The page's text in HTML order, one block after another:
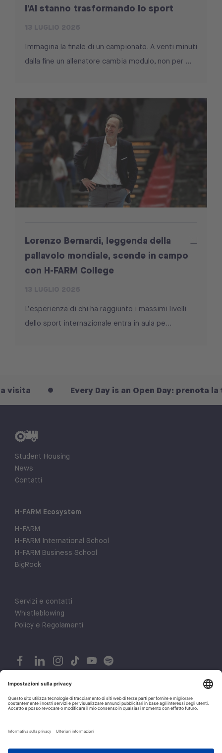
l’AI stanno trasformando lo sport
Immagina la finale di un campionato. A venti minuti
dalla fine un allenatore cambia modulo, non per ...
Lorenzo Bernardi, leggenda della
pallavolo mondiale, scende in campo
con H-FARM College
L’esperienza di chi ha raggiunto i massimi livelli
dello sport internazionale entra in aula pe...
Every Day is an Open Day: prenota la tua
Student Housing
News
Contatti
H-FARM Ecosystem
H-FARM
H-FARM International School
H-FARM Business School
BigRock
Servizi e contatti
Whistleblowing
Policy e Regolamenti
© 2026 H-FARM. All rights reserved P.IVA 03944860265